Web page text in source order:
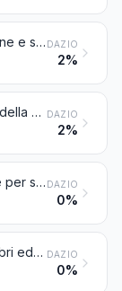
Penne e matite a sfera; penne e stilografi con punta di feltro o con altre punte porose; penne stilografiche ed altre penne; stili per duplicatori; portamine; portapenne, portamatite ed oggetti simili; parti (compresi i cappucci e i fermagli) di questi oggetti, esclusi quelli della voce 9609 DAZIO
2%
Matite (diverse dalle matite della voce 9608), mine, pastelli, carboncini, gessetti per scrivere o per disegnare e gessetti per sarti DAZIO
2%
Tavole di ardesia e lavagne per scrivere o disegnare, anche incorniciate DAZIO
0%
Datari, sigilli, numeratori, timbri ed oggetti simili (compresi gli apparecchi per la stampa di etichette), a mano; compositoi e stamperie con compositoi, a mano DAZIO
0%